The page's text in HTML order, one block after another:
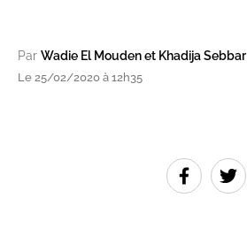
Par Wadie El Mouden et Khadija Sebbar
Le 25/02/2020 à 12h35